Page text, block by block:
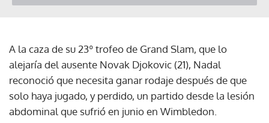
A la caza de su 23º trofeo de Grand Slam, que lo
alejaría del ausente Novak Djokovic (21), Nadal
reconoció que necesita ganar rodaje después de que
solo haya jugado, y perdido, un partido desde la lesión
abdominal que sufrió en junio en Wimbledon.